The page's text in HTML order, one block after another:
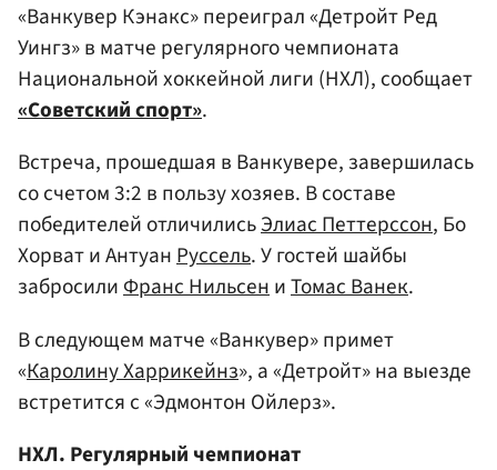
«Ванкувер Кэнакс» переиграл «Детройт Ред
Уингз» в матче регулярного чемпионата
Национальной хоккейной лиги (НХЛ), сообщает
«Советский спорт».
Встреча, прошедшая в Ванкувере, завершилась
со счетом 3:2 в пользу хозяев. В составе
победителей отличилисьЭлиас Петтерссон, Бо
Хорват и АнтуанРуссель. У гостей шайбы
забросилиФранс НильсениТомас Ванек.
В следующем матче «Ванкувер» примет
«Каролину Харрикейнз», а «Детройт» на выезде
встретится с «Эдмонтон Ойлерз».
НХЛ. Регулярный чемпионат